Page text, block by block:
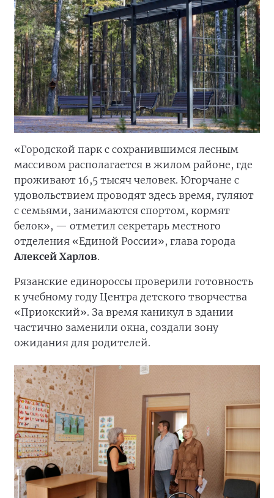
«Городской парк с сохранившимся лесным
массивом располагается в жилом районе, где
проживают 16,5 тысяч человек. Югорчане с
удовольствием проводят здесь время, гуляют
с семьями, занимаются спортом, кормят
белок», — отметил секретарь местного
отделения «Единой России», глава города
Алексей Харлов.
Рязанские единороссы проверили готовность
к учебному году Центра детского творчества
«Приокский». За время каникул в здании
частично заменили окна, создали зону
ожидания для родителей.